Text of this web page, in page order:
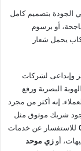
الجودة بتصميم كامل
أو برسوم
كاب يحمل شعار
وإبداعي لشركات
البصرية ورفع
إنه أكثر من مجرد
شريك موثوق مثل
للاستفسار عن خدمات
أو زي موحد